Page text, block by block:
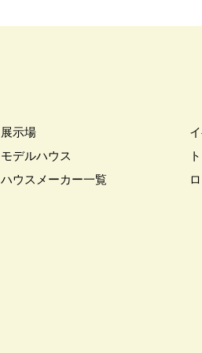
展示場
モデルハウス
ハウスメーカー一覧